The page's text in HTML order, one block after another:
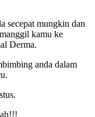
secepat mungkin dan
kamu ke
Derma.
anda dalam